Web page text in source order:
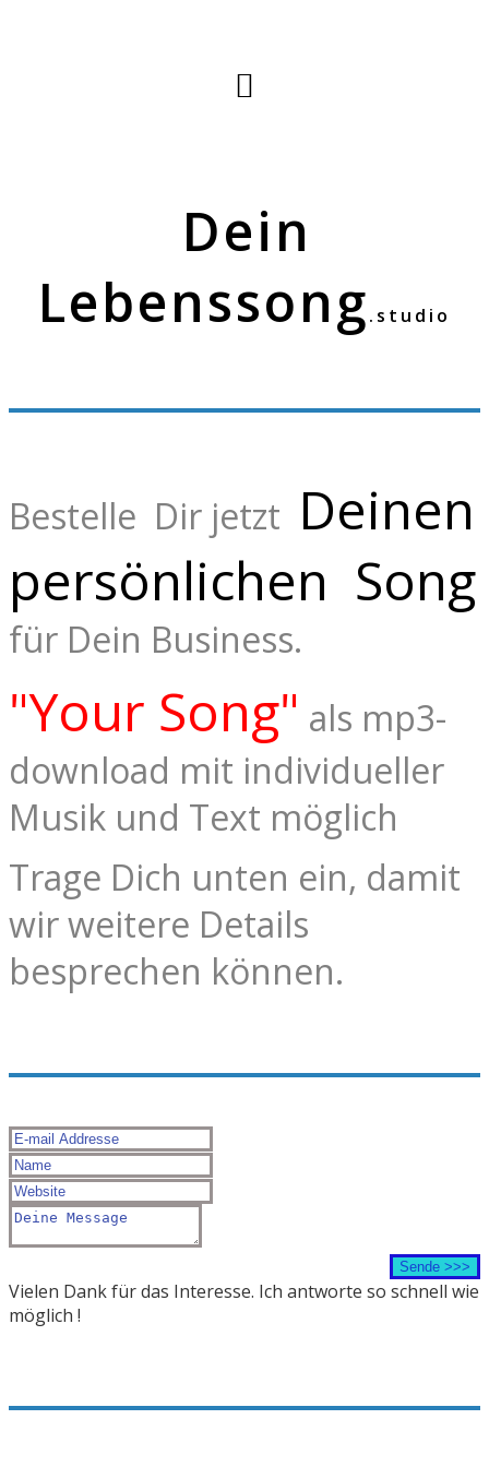
Dein
Lebenssong.studio
Bestelle Dir jetzt Deinen
persönlichen Song
für Dein Business.
"Your Song" als mp3-
download mit individueller
Musik und Text möglich
Trage Dich unten ein, damit
wir weitere Details
besprechen können.
Vielen Dank für das Interesse. Ich antworte so schnell wie
möglich !